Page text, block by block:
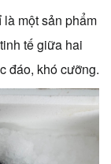
một sản phẩm
tế giữa hai
đáo, khó cưỡng.